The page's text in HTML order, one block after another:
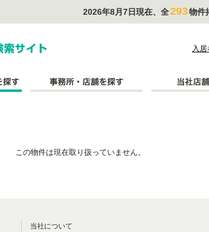
2026年8月7日現在、全293物件
入
この物件は現在取り扱っていません。
当社について